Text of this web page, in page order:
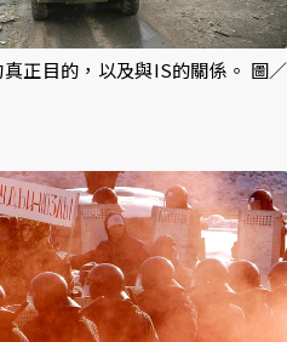
正目的，以及與IS的關係。 圖／